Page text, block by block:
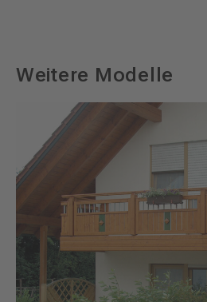
Weitere Modelle